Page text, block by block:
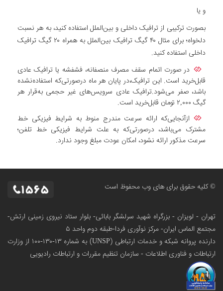
و یا
بصورت ترکیبی از ترافیک داخلی و بین‌الملل استفاده کنید، به هر نسبت
دلخواه؛ برای مثال ۴۰ گیگ ترافیک بین‌الملل به همراه ۲۰ گیگ ترافیک
داخلی استفاده کنید.
در صورت اتمام سقف مصرف منصفانه، فشفشه یا ترافیک عادی
قابل‌خرید است. این ترافیک،در پایان هر ماه درصورتی‌که استفاده‌نشده
باشد، صفر می‌شود.ترافیک عادی سرویس‌های غیر حجمی به‌قرار هر
گیگ ۲,۰۰۰ تومان قابل‌خرید است.
ازآنجایی‌که ارائه سرعت مندرج منوط به شرایط فیزیکی خط
مشترک می‌باشد، درصورتی‌که به علت شرایط فیزیکی خط تلفن؛
سرعت مذکور ارائه نشود، امکان عودت مبلغ وجود ندارد.
© کلیه حقوق برای های وب محفوظ است
تهران - لویزان - بزرگراه شهید سرلشگر بابائی- بلوار ستاد نیروی زمینی ارتش-
مجتمع الماس ایران- مرکز نوآوری فردا-طبقه دوم واحد ۵
دارنده پروانه شبکه و خدمات ارتباطی (UNSP) به شماره ۱۳-۱۳۰-۱۰۰
از وزارت
ارتباطات و فناوری اطلاعات - سازمان تنظیم مقررات و ارتباطات رادیویی